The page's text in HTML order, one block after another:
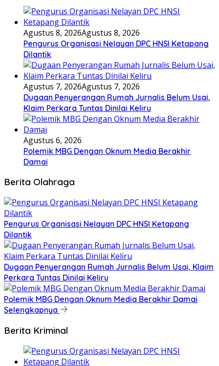
Agustus 8, 2026Agustus 8, 2026
Pengurus Organisasi Nelayan DPC HNSI Ketapang
Dilantik
Agustus 7, 2026Agustus 7, 2026
Dugaan Penyerangan Rumah Jurnalis Belum Usai,
Klaim Perkara Tuntas Dinilai Keliru
Agustus 6, 2026
Polemik MBG Dengan Oknum Media Berakhir
Damai
Berita Olahraga
Pengurus Organisasi Nelayan DPC HNSI Ketapang
Dilantik
Dugaan Penyerangan Rumah Jurnalis Belum Usai, Klaim
Perkara Tuntas Dinilai Keliru
Polemik MBG Dengan Oknum Media Berakhir Damai
Selengkapnya
Berita Kriminal